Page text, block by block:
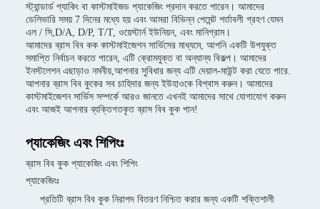
স্ট্যান্ডার্ড প্যাকিং বা কাস্টমাইজড প্যাকেজিং প্রদান করতে পারেন। আমাদের
ডেলিভারি সময় 7 দিনের মধ্যে হয় এবং আমরা বিভিন্ন পেমেন্ট শর্তাবলী গ্রহণ যেমন
এল / সি,D/A, D/P, T/T, ওয়েস্টার্ন ইউনিয়ন, এবং মানিগ্রাম।
আমাদের ব্রাস বিব কক কাস্টমাইজেশন সার্ভিসের মাধ্যমে, আপনি একটি উপযুক্ত
সমাপ্তি নির্বাচন করতে পারেন, এটি ক্রোমযুক্ত বা অন্যান্য বিকল্প। আমাদের
ইনস্টলেশন এছাড়াও নমনীয়,আপনার সুবিধার জন্য এটি দেয়াল-মাউন্ট করা যেতে পারে.
আপনার ব্রাস বিব কুকের সব চাহিদার জন্য ইউহাওকে বিশ্বাস করুন। আমাদের
কাস্টমাইজেশন সার্ভিস সম্পর্কে আরও জানতে এখনই আমাদের সাথে যোগাযোগ করুন
এবং আজই আপনার ব্যক্তিগতকৃত ব্রাস বিব কুক পান!
প্যাকেজিং এবং শিপিংঃ
ব্রাস বিব কুক প্যাকেজিং এবং শিপিং
প্যাকেজিংঃ
প্রতিটি ব্রাস বিব কুক নিরাপদ বিতরণ নিশ্চিত করার জন্য একটি শক্তিশালী